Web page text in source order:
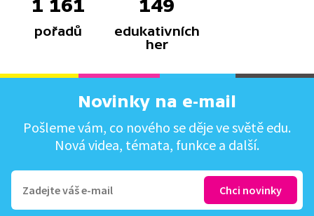
1 161
pořadů
149
edukativních
her
Novinky na e-mail
Pošleme vám, co nového se děje ve světě edu.
Nová videa, témata, funkce a další.